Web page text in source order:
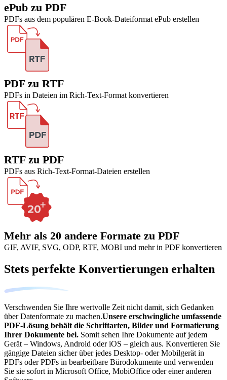
ePub zu PDF
PDFs aus dem populären E-Book-Dateiformat ePub erstellen
PDF zu RTF
PDFs in Dateien im Rich-Text-Format konvertieren
RTF zu PDF
PDFs aus Rich-Text-Format-Dateien erstellen
Mehr als 20 andere Formate zu PDF
GIF, AVIF, SVG, ODP, RTF, MOBI und mehr in PDF konvertieren
Stets perfekte Konvertierungen erhalten
Verschwenden Sie Ihre wertvolle Zeit nicht damit, sich Gedanken
über Datenformate zu machen.Unsere erschwingliche umfassende
PDF-Lösung behält die Schriftarten, Bilder und Formatierung
Ihrer Dokumente bei. Somit sehen Ihre Dokumente auf jedem
Gerät – Windows, Android oder iOS – gleich aus. Konvertieren Sie
gängige Dateien sicher über jedes Desktop- oder Mobilgerät in
PDFs oder PDFs in bearbeitbare Bürodokumente und verwenden
Sie sie sofort in Microsoft Office, MobiOffice oder einer anderen